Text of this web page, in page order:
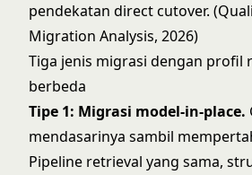
pendekatan direct cutover.
Migration Analysis, 2026)
Tiga jenis migrasi dengan profil
berbeda
Tipe 1: Migrasi model-in-place.
mendasarinya sambil
Pipeline retrieval yang sama,